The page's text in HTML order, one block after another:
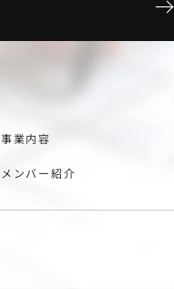
事業内容
メンバー紹介